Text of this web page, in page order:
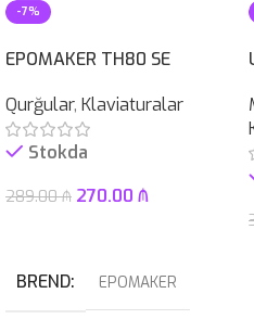
-7%
EPOMAKER TH80 SE
Qurğular, Klaviaturalar
Stokda
289.00₼ 270.00 ₼
BREND EPOMAKER